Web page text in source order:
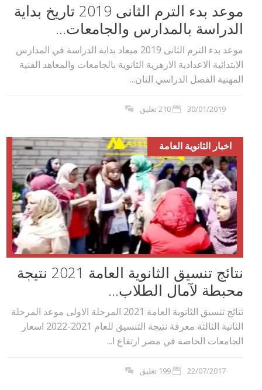
موعد بدء الترم الثانى 2019 تاريخ بداية
الدراسة بالمدارس والجامعات...
موعد بدء الترم الثانى 2019 ميعاد بداية الدراسة في المدارس
الابتدائية الاعدادية الازهرية الثانوية بالجامعات والمعاهد الفنية
المهنية الفصل الدراسي الثان...
30/01/2019 210 تعليق
اخبار الثانوية العامة
نتائج تنسيق الثانوية العامة 2021 نتيجة
محبطة لآمال الطلاب...
نتائج تنسيق الثانوية العامة 2021 المرحلة الاولى موعد المرحلة
الثانية الثالثة معرفة نتيجة التنسيق للعام 2021-2022 اسعار
الجامعات الخاصة في مصر ارتفاع ا...
22/07/2017 199 تعليق